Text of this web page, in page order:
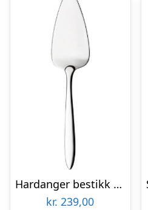
Hardanger bestikk Fjord Kagespade
kr. 239,00